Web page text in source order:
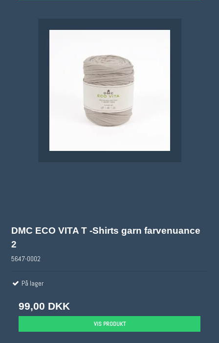
DMC ECO VITA T -Shirts garn farvenuance
2
5647-0002
På lager
99,00 DKK
VIS PRODUKT